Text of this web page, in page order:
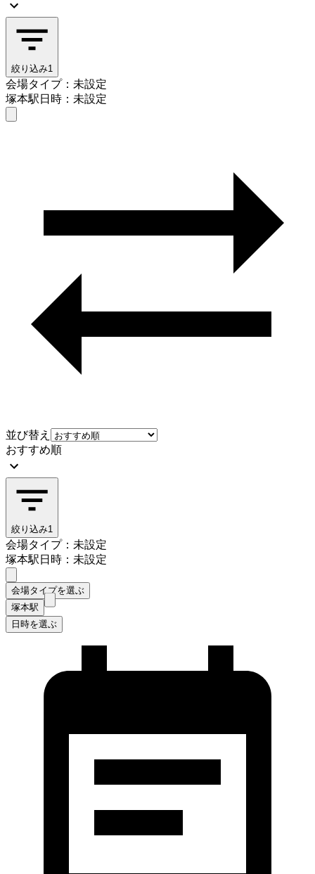
絞り込み1
会場タイプ：未設定
塚本駅日時：未設定
並び替え
おすすめ順
絞り込み1
会場タイプ：未設定
塚本駅日時：未設定
会場タイプを選ぶ
塚本駅
日時を選ぶ